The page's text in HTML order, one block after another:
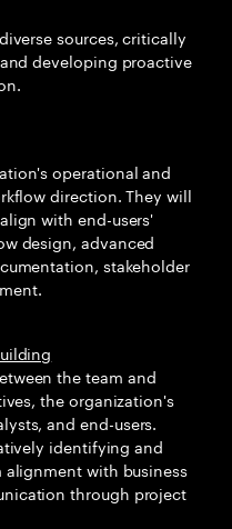
sources, critically
developing proactive
operational and
direction. They will
with end-users'
design, advanced
stakeholder
the team and
the organization's
and end-users.
identifying and
alignment with business
through project